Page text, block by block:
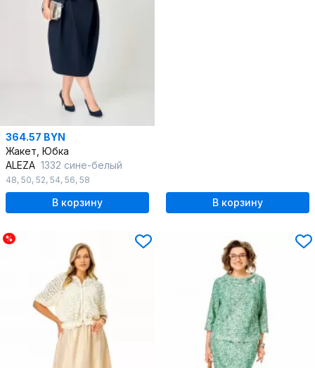
364.57 BYN
Жакет, Юбка
ALEZA 1332 сине-белый
48, 50, 52, 54, 56, 58
В корзину В корзину
%